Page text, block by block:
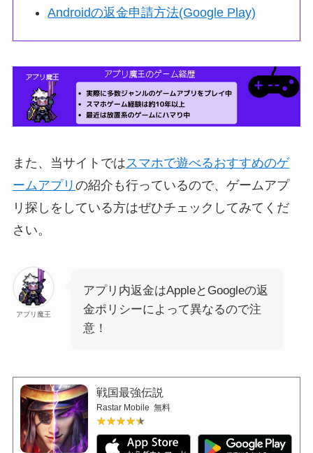
Androidの返金申請方法(Google Play)
また、当サイトでは スマホで遊べるおすすめのゲ
ームアプリ の紹介も行っているので、ゲームアプ
リ探しをしている方はぜひチェックしてみてくだ
さい。
アプリ魔王
アプリ内返金はAppleとGoogleの返
金ポリシーによって異なるので注
意！
戦国最強伝説
Rastar Mobile 無料
★★★★★
★★★★★